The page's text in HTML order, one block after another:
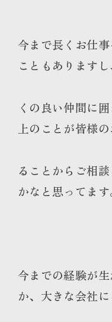
今まで長くお仕
こともあります
くの良い仲間に
上のことが皆様
ることからご相
かなと思ってます
今までの経験が
か、大きな会社